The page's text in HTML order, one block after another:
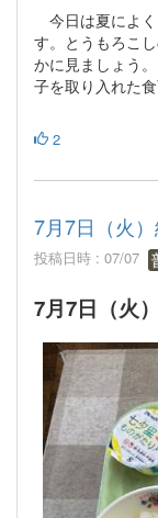
今日は夏によ
す。とうもろこ
かに見ましょう
子を取り入れた
2
7月7日（火
投稿日時 : 07/07
7月7日（火